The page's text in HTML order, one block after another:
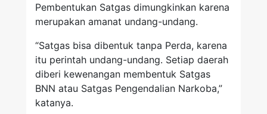
Pembentukan Satgas dimungkinkan karena
merupakan amanat undang-undang.
“Satgas bisa dibentuk tanpa Perda, karena
itu perintah undang-undang. Setiap daerah
diberi kewenangan membentuk Satgas
BNN atau Satgas Pengendalian Narkoba,”
katanya.